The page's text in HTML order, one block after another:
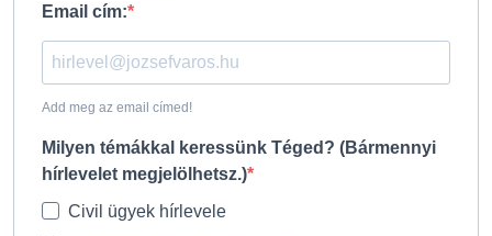
Email cím:
Add meg az email címed!
Milyen témákkal keressünk Téged? (Bármennyi
hírlevelet megjelölhetsz.)
Civil ügyek hírlevele